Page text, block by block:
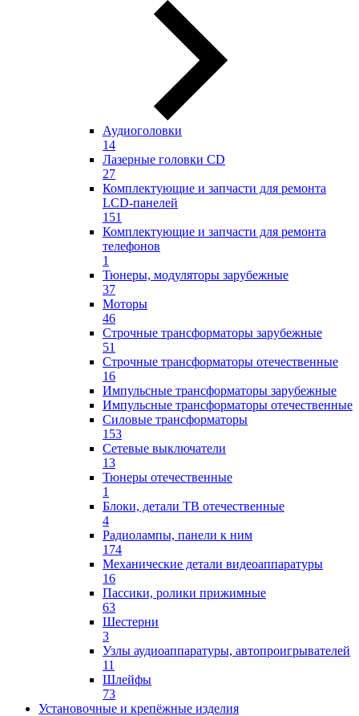
Аудиоголовки
14
Лазерные головки CD
27
Комплектующие и запчасти для ремонта
LCD-панелей
151
Комплектующие и запчасти для ремонта
телефонов
1
Тюнеры, модуляторы зарубежные
37
Моторы
46
Строчные трансформаторы зарубежные
51
Строчные трансформаторы отечественные
16
Импульсные трансформаторы зарубежные
Импульсные трансформаторы отечественные
Силовые трансформаторы
153
Сетевые выключатели
13
Тюнеры отечественные
1
Блоки, детали ТВ отечественные
4
Радиолампы, панели к ним
174
Механические детали видеоаппаратуры
16
Пассики, ролики прижимные
63
Шестерни
3
Узлы аудиоаппаратуры, автопроигрывателей
11
Шлейфы
73
Установочные и крепёжные изделия